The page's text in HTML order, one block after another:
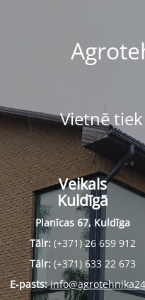
Vietnē
Veikals
Kuldīgā
Planīcas 67, Kuldīga
Tālr: (+371) 26 659 912
Tālr: (+371) 633 22 673
E-pasts: